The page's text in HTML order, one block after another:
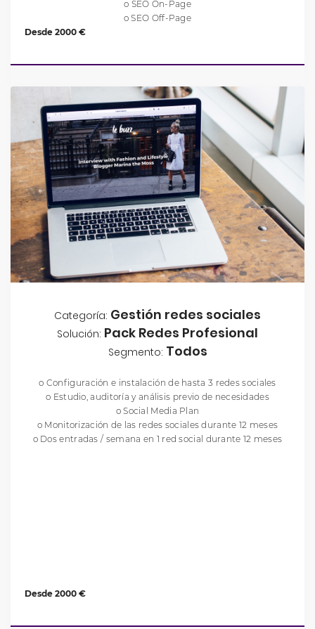
o SEO On-Page
o SEO Off-Page
Desde 2000 €
Categoría: Gestión redes sociales
Solución: Pack Redes Profesional
Segmento: Todos
o Configuración e instalación de hasta 3 redes sociales
o Estudio, auditoría y análisis previo de necesidades
o Social Media Plan
o Monitorización de las redes sociales durante 12 meses
o Dos entradas / semana en 1 red social durante 12 meses
Desde 2000 €